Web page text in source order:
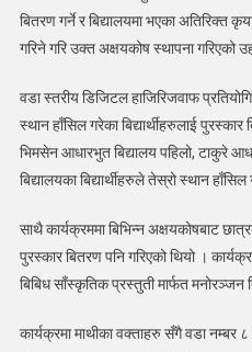
बितरण गर्ने र बिद्यालयमा भएका अतिरिक्त
गरिने गरि उक्त अक्षयकोष स्थापना गरिएको
वडा स्तरीय डिजिटल हाजिरिजवाफ
स्थान हाँसिल गरेका बिद्यार्थीहरुलाई पुरस्कार
भिमसेन आधारभुत बिद्यालय पहिलो, टाकुरे
बिद्यालयका बिद्यार्थीहरुले तेस्रो स्थान
साथै कार्यक्रममा बिभिन्न अक्षयकोषबाट
पुरस्कार बितरण पनि गरिएको थियो ।
बिबिध साँस्कृतिक प्रस्तुती मार्फत मनोरञ्जन
कार्यक्रमा माथीका वक्ताहरु सँगै वडा नम्बर